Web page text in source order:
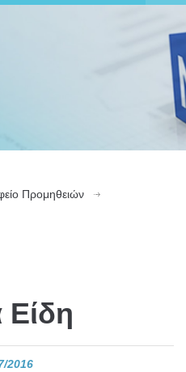
Προμηθειών
2016